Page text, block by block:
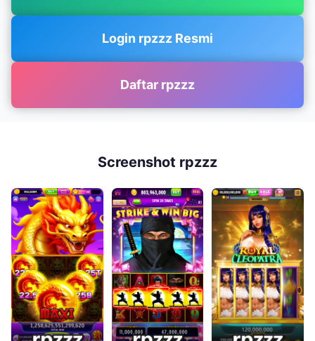
Login rpzzz Resmi
Daftar rpzzz
Screenshot rpzzz